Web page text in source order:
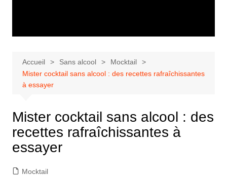
Accueil Sans alcool
Mocktail
Mister cocktail sans alcool : des recettes rafraîchissantes
à essayer
Mister cocktail sans alcool : des
recettes rafraîchissantes à
essayer
Mocktail